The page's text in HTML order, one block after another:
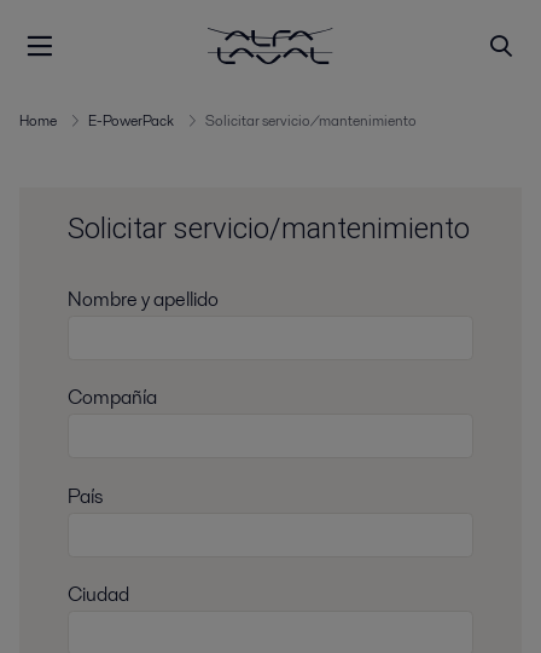
Home E-PowerPack Solicitar servicio/mantenimiento
Solicitar servicio/mantenimiento
Nombre y apellido
Compañía
País
Ciudad